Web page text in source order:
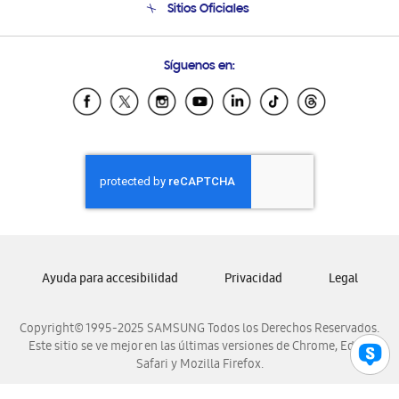
Condiciones de Compra
Soporte vía eMail
Sitios Oficiales
Samsung Ecuador
Samsung El Salvador
Samsung Honduras
Samsung Nicaragua
Samsung Panamá
Samsung Venezuela
Síguenos en:
Copyright© 1995-2025 SAMSUNG Todos los Derechos Reservados.
Este sitio se ve mejor en las últimas versiones de Chrome, Edge,
Safari y Mozilla Firefox.
Ayuda para accesibilidad Privacidad Legal